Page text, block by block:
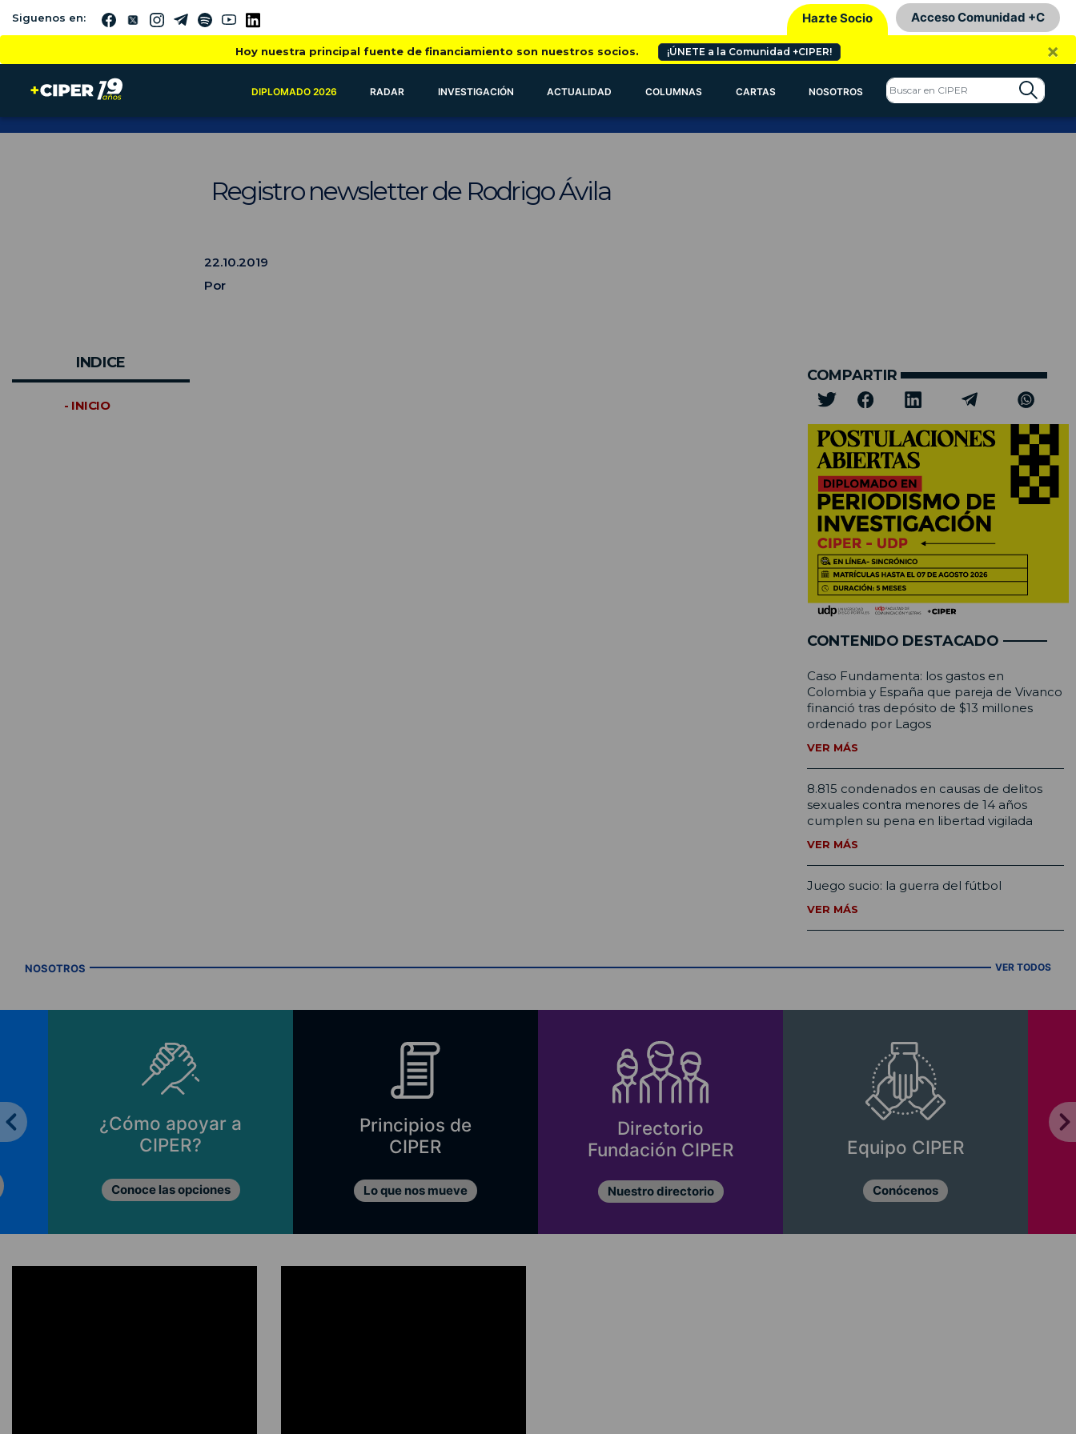
Siguenos en: Hazte Socio Acceso Comunidad +C
Hoy nuestra principal fuente de financiamiento son nuestros socios. ¡ÚNETE a la Comunidad +CIPER! ×
DIPLOMADO 2026 RADAR INVESTIGACIÓN ACTUALIDAD COLUMNAS CARTAS NOSOTROS
Registro newsletter de Rodrigo Ávila
22.10.2019
Por
INDICE
- INICIO
COMPARTIR
CONTENIDO DESTACADO
Caso Fundamenta: los gastos en
Colombia y España que pareja de Vivanco
financió tras depósito de $13 millones
ordenado por Lagos
VER MÁS
8.815 condenados en causas de delitos
sexuales contra menores de 14 años
cumplen su pena en libertad vigilada
VER MÁS
Juego sucio: la guerra del fútbol
VER MÁS
NOSOTROS VER TODOS
¿Cómo apoyar a
CIPER?
Conoce las opciones
Principios de
CIPER
Lo que nos mueve
Directorio
Fundación CIPER
Nuestro directorio
Equipo CIPER
Conócenos